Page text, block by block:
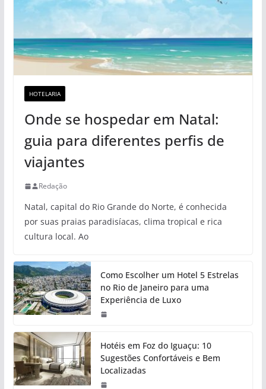
HOTELARIA
Onde se hospedar em Natal:
guia para diferentes perfis de
viajantes
Redação
Natal, capital do Rio Grande do Norte, é conhecida
por suas praias paradisíacas, clima tropical e rica
cultura local. Ao
Como Escolher um Hotel 5 Estrelas
no Rio de Janeiro para uma
Experiência de Luxo
Hotéis em Foz do Iguaçu: 10
Sugestões Confortáveis e Bem
Localizadas